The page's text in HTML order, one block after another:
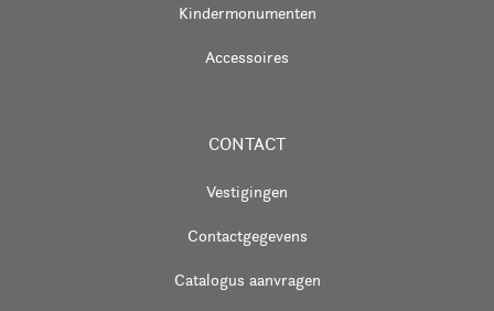
Kindermonumenten
Accessoires
CONTACT
Vestigingen
Contactgegevens
Catalogus aanvragen